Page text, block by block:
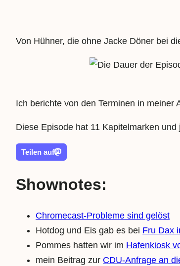
Von Hühner, die ohne Jacke Döner bei
Ich berichte von den Terminen in
Diese Episode hat 11 Kapitelmarken
Teilen auf
Shownotes:
Chromecast-Probleme sind gelöst
Hotdog und Eis gab es bei Fru Dax
Pommes hatten wir im Hafenkiosk
mein Beitrag zur CDU-Anfrage an